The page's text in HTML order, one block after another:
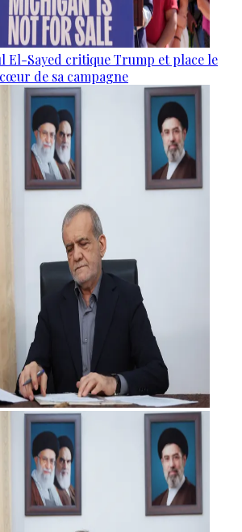
El-Sayed critique Trump et place le
de sa campagne